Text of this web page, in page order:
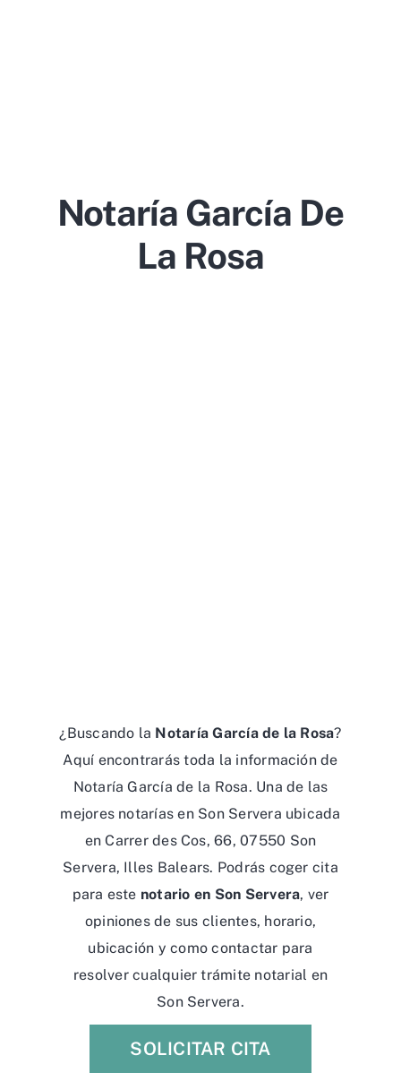
Notaría García De
La Rosa
¿Buscando la Notaría García de la Rosa?
Aquí encontrarás toda la información de
Notaría García de la Rosa. Una de las
mejores notarías en Son Servera ubicada
en Carrer des Cos, 66, 07550 Son
Servera, Illes Balears. Podrás coger cita
para este notario en Son Servera, ver
opiniones de sus clientes, horario,
ubicación y como contactar para
resolver cualquier trámite notarial en
Son Servera.
SOLICITAR CITA